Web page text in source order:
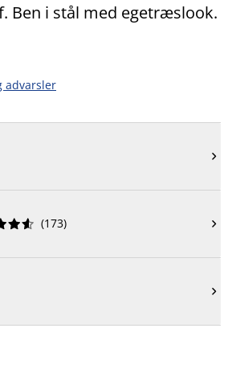
Ben i stål med egetræslook.
advarsler



 (173) 
